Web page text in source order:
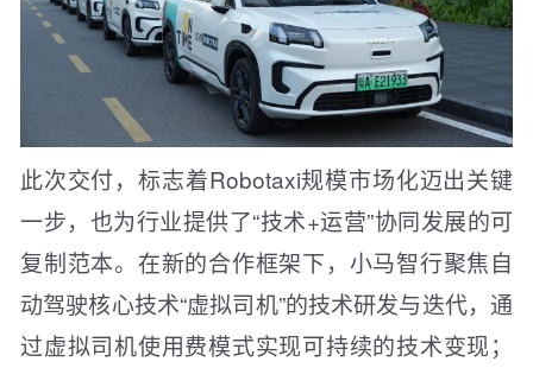
此次交付，标志着Robotaxi规模市场化迈出关键
一步，也为行业提供了“技术+运营”协同发展的可
复制范本。在新的合作框架下，小马智行聚焦自
动驾驶核心技术“虚拟司机”的技术研发与迭代，通
过虚拟司机使用费模式实现可持续的技术变现；